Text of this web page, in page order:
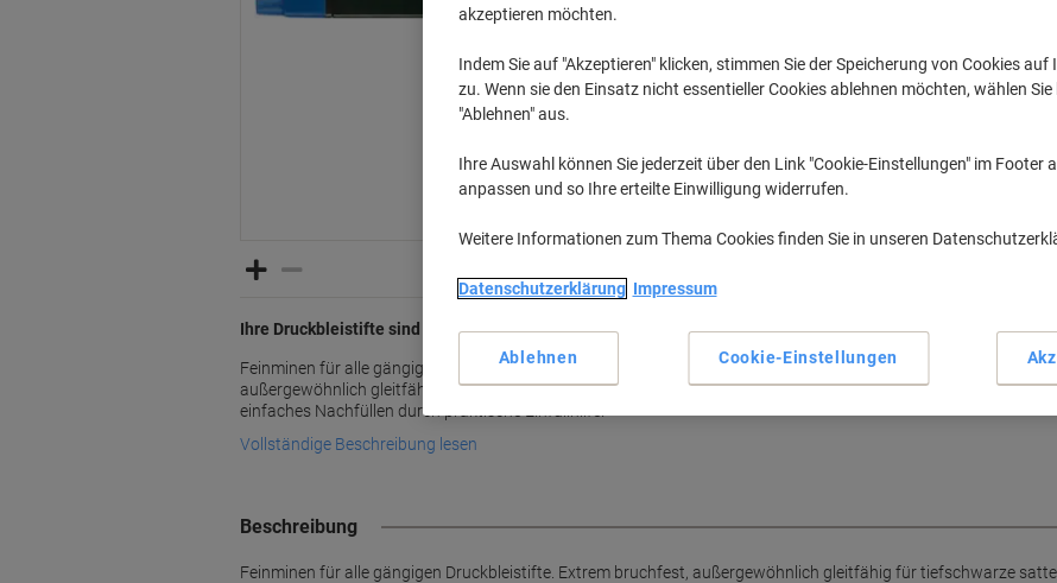
Ihre Druckbleistifte sind leer? Kein Problem!
Feinminen für alle gängigen Druckbleistifte. Extrem bruchfest,
außergewöhnlich gleitfähig für tiefschwarze satte Linien. Sauberes und
einfaches Nachfüllen durch praktische Einfüllhilfe.
Vollständige Beschreibung lesen
Menge
Lieferinformationen
Haupteigenschaften
Beschreibung
Feinminen für alle gängigen Druckbleistifte. Extrem bruchfest, außergewöhnlich gleitfähig für tiefschwarze
akzeptieren möchten.
Indem Sie auf "Akzeptieren" klicken, stimmen Sie der Speicherung von Cookies auf
zu. Wenn sie den Einsatz nicht essentieller Cookies ablehnen möchten, wählen Sie
"Ablehnen" aus.
Ihre Auswahl können Sie jederzeit über den Link "Cookie-Einstellungen" im Footer
anpassen und so Ihre erteilte Einwilligung widerrufen.
Weitere Informationen zum Thema Cookies finden Sie in unseren
Datenschutzerklärung Impressum
Cookie-Einstellungen
Ablehnen